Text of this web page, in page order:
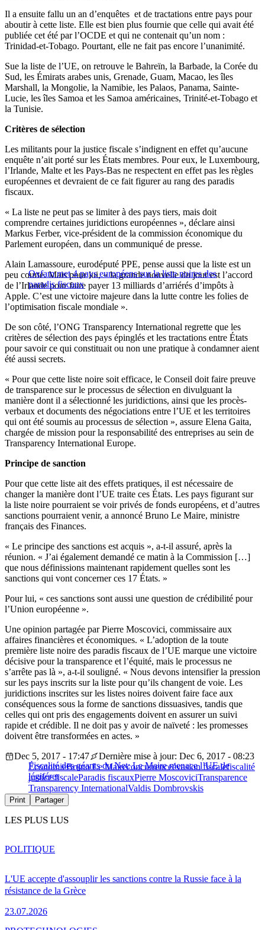
Il a ensuite fallu un an d’enquêtes et de tractations entre pays pour
aboutir à cette liste. Elle est bien plus fournie que celle qui avait été
publiée cet été par l’OCDE et qui ne contenait qu’un nom :
Trinidad-et-Tobago. Pourtant, elle ne fait pas encore l’unanimité.
Sue la liste de l’UE, on retrouve le Bahreïn, la Barbade, la Corée du
Sud, les Émirats arabes unis, Grenade, Guam, Macao, les îles
Marshall, la Mongolie, la Namibie, les Palaos, Panama, Sainte-
Lucie, les îles Samoa et les Samoa américaines, Trinité-et-Tobago et
la Tunisie.
Critères de sélection
Les militants pour la justice fiscale s’indignent en effet qu’aucune
enquête n’ait porté sur les États membres. Pour eux, le Luxembourg,
l’Irlande, Malte et les Pays-Bas ne respectent en effet pas les règles
européennes et devraient de ce fait figurer au rang des paradis
fiscaux.
« La liste ne peut pas se limiter à des pays tiers, mais doit
comprendre certaines juridictions européennes », déclare ainsi
Markus Ferber, vice-président de la commission économique du
Parlement européen, dans un communiqué de presse.
Oxfam met 4 pays européens sur la liste noires des
paradis fiscaux
Alain Lamassoure, eurodéputé PPE, pense aussi que la liste est un
peu courte. Mais pour lui, « la grande nouvelle du jour est l’accord
de l’Irlande pour faire payer 13 milliards d’arriérés d’impôts à
Apple. C’est une victoire majeure dans la lutte contre les folies de
l’optimisation fiscale mondiale ».
De son côté, l’ONG Transparency International regrette que les
critères de sélection des pays épinglés et les tractations entre États
pour savoir ce qui constituait ou non une pratique à condamner aient
été aussi secrets.
« Pour que cette liste noire soit efficace, le Conseil doit faire preuve
de transparence sur le processus de sélection en divulguant la
manière dont il a sélectionné les juridictions, ainsi que les procès-
verbaux et documents des négociations entre l’UE et les territoires
qui ont été soumis au processus de sélection », assure Elena Gaita,
chargée de mission pour la responsabilité des entreprises au sein de
Transparency International Europe.
Principe de sanction
Pour que cette liste ait des effets pratiques, il est nécessaire de
changer la manière dont l’UE traite ces États. Les pays figurant sur
la liste noire pourraient se voir privés de fonds européens, et d’autres
sanctions pourraient venir, a annoncé Bruno Le Maire, ministre
français des Finances.
« Le principe des sanctions est acquis », a-t-il assuré, après la
réunion. « J’ai également demandé ce matin à la Commission […]
que nous définissions maintenant rapidement quelles sont les
sanctions qui vont concerner ces 17 États. »
Pour lui, « ces sanctions sont aussi une question de crédibilité pour
l’Union européenne ».
Une opinion partagée par Pierre Moscovici, commissaire aux
affaires financières et économiques. « L’adoption de la toute
première liste noire des paradis fiscaux de l’UE marque une victoire
décisive pour la transparence et l’équité, mais le processus ne
s’arrête pas là », a-t-il souligné. « Nous devons intensifier la pression
sur les pays inscrits sur la liste pour qu’ils changent de voie. Les
juridictions inscrites sur les listes noires doivent faire face aux
conséquences sous la forme de sanctions dissuasives, tandis que
celles qui ont pris des engagements doivent en assurer un suivi
rapide et crédible. Il ne doit pas y avoir de naïveté : les promesses
doivent être transformées en actes. »
Fiscalité des géants du Net: Le Maire menace l’UE de
légiférer
Dec 5, 2017 - 17:47
Dernière mise à jour: Dec 6, 2017 - 08:23
ÉconomieBruno Le Maireconcurrenceévasion fiscalefiscalité
justice fiscaleParadis fiscauxPierre MoscoviciTransparence
Transparency InternationalValdis Dombrovskis
Print Partager
LES PLUS LUS
L'UE accepte d'assouplir les sanctions contre la Russie face à la
résistance de la Grèce
23.07.2026
POLITIQUE